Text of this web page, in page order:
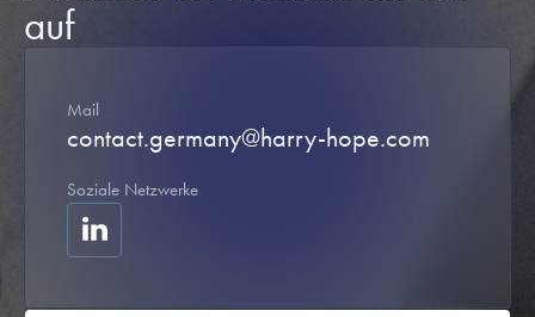
auf
Mail
contact.germany@harry-hope.com
Soziale Netzwerke